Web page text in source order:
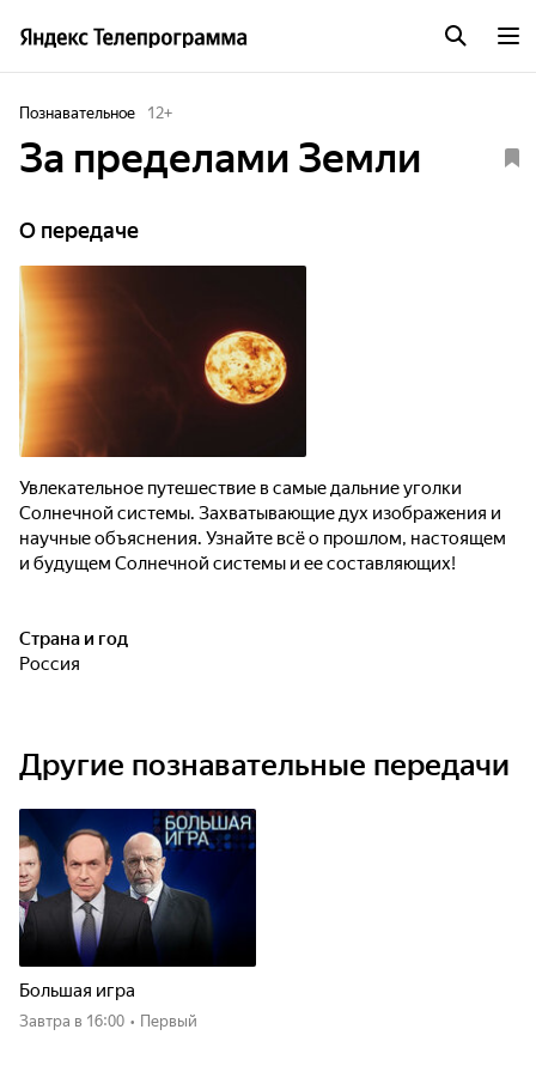
Познавательное 12+
За пределами Земли
О передаче
Увлекательное путешествие в самые дальние уголки
Солнечной системы. Захватывающие дух изображения и
научные объяснения. Узнайте всё о прошлом, настоящем
и будущем Солнечной системы и ее составляющих!
Страна и год
Россия
Другие познавательные передачи
Большая игра
Завтра в 16:00 • Первый